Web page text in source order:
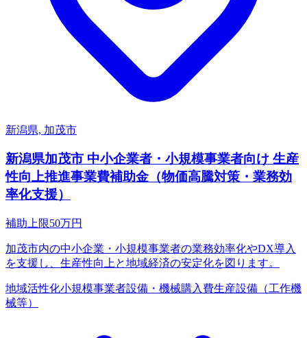
新潟県, 加茂市
新潟県加茂市 中小企業者・小規模事業者向け 生産
性向上推進事業費補助金（物価高騰対策・業務効
率化支援）
補助上限50万円
加茂市内の中小企業・小規模事業者の業務効率化やDX導入
を支援し、生産性向上と地域経済の安定化を図ります。
地域活性化小規模事業者設備・機械購入費生産設備（工作機
械等）